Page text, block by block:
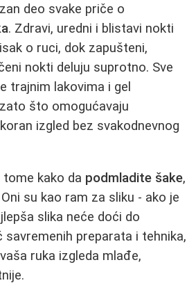
deo svake priče o
. Zdravi, uredni i blistavi nokti
o ruci, dok zapušteni,
nokti deluju suprotno. Sve
trajnim lakovima i gel
što omogućavaju
izgled bez svakodnevnog
kako da podmladite šake,
su kao ram za sliku - ako je
slika neće doći do
savremenih preparata i tehnika,
ruka izgleda mlađe,